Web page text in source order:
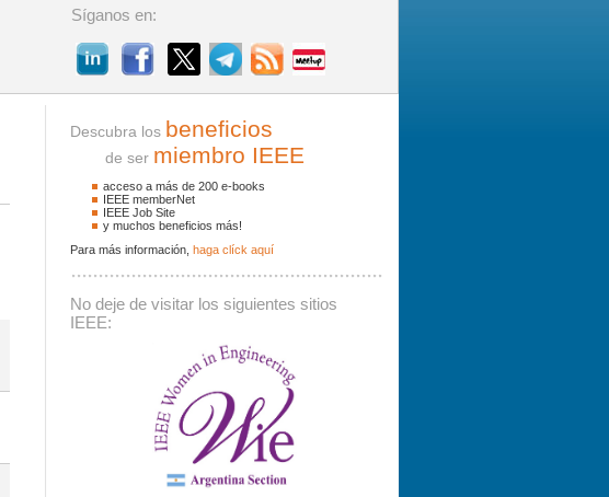
Síganos en:
Buscador
La palabra a buscar debe contener al menos 3 caracteres.
Buscar:
Descubra los beneficios
de ser miembro IEEE
acceso a más de 200 e-books
IEEE memberNet
IEEE Job Site
y muchos beneficios más!
Para más información, haga clíck aquí
No deje de visitar los siguientes sitios
IEEE: